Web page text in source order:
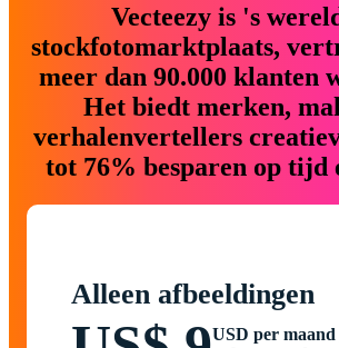
Vecteezy is 's
stockfotomarktplaats,
meer dan 90.000 klanten
Het biedt merken,
verhalenvertellers
tot 76% besparen op tijd
Alleen afbeeldingen
USD per